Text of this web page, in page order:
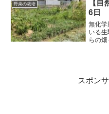
野菜の栽培
【
6日
無化学
いる
らの
スポン